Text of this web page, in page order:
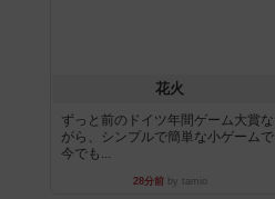
花火
ずっと前のドイツ年間ゲーム大賞な
がら、シンプルで簡単な小ゲームで
今でも...
28分前by tamio